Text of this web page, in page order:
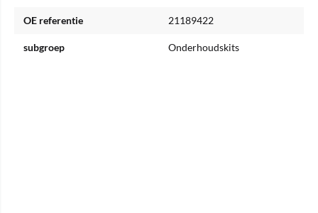
OE referentie 21189422
subgroep Onderhoudskits